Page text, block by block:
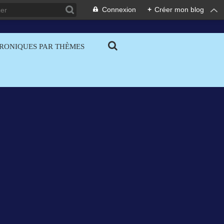
Connexion + Créer mon blog
PAR THÈMES